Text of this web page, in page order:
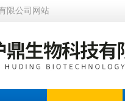
限公司网站